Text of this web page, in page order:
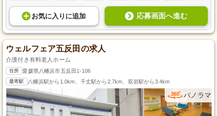
お気に入り に追加 応募画面へ進む
ウェルフェア五反田の求人
介護付き有料老人ホーム
住所 愛媛県八幡浜市五反田1-106
最寄駅 八幡浜駅から1.0km、千丈駅から2.7km、双岩駅から3.4km
パノラマ